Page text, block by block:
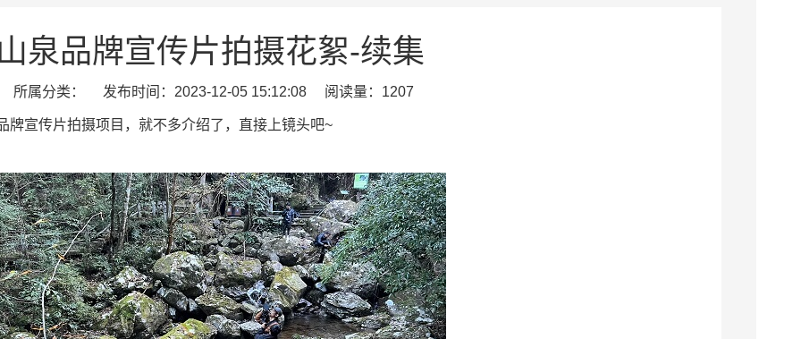
泉品牌宣传片拍摄花絮-续集
所属分类： 发布时间：2023-12-05 15:12:08 阅读量：1207
宣传片拍摄项目，就不多介绍了，直接上镜头吧~